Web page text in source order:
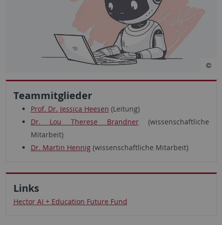
Teammitglieder
Prof. Dr. Jessica Heesen (Leitung)
Dr. Lou Therese Brandner(wissenschaftliche
Mitarbeit)
Dr. Martin Hennig(wissenschaftliche Mitarbeit)
Links
Hector AI + Education Future Fund